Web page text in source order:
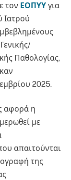
τον ΕΟΠΥΥ για
Γενικής/
Παθολογίας,
2025.
αφορά η
με
απαιτούνται
της